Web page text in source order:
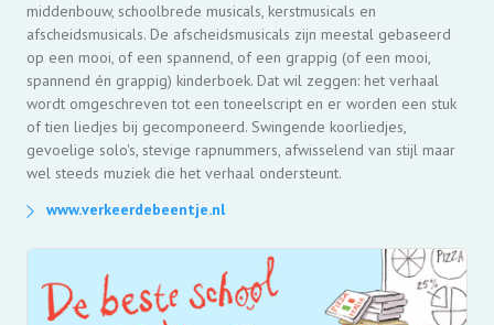
middenbouw, schoolbrede musicals, kerstmusicals en
afscheidsmusicals. De afscheidsmusicals zijn meestal gebaseerd
op een mooi, of een spannend, of een grappig (of een mooi,
spannend én grappig) kinderboek. Dat wil zeggen: het verhaal
wordt omgeschreven tot een toneelscript en er worden een stuk
of tien liedjes bij gecomponeerd. Swingende koorliedjes,
gevoelige solo's, stevige rapnummers, afwisselend van stijl maar
wel steeds muziek die het verhaal ondersteunt.
www.verkeerdebeentje.nl